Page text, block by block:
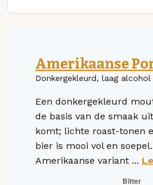
Amerikaanse
Donkergekleurd, laag alcohol
Een donkergekleurd
de basis van de smaak
komt; lichte roast-tonen
bier is mooi vol en
Amerikaanse variant ...